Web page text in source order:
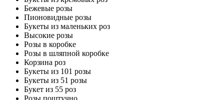
Бежевые розы
Пионовидные розы
Букеты из маленьких роз
Высокие розы
Розы в коробке
Розы в шляпной коробке
Корзина роз
Букеты из 101 розы
Букеты из 51 розы
Букет из 55 роз
Розы поштучно